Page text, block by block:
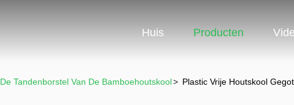
Huis Producten
De Tandenborstel Van De Bamboehoutskool> Plastic Vrije Houtskool